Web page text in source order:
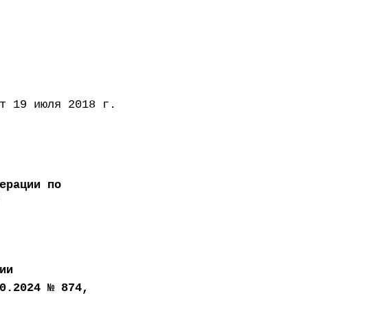
19 июля 2018 г.
по
№ 874,